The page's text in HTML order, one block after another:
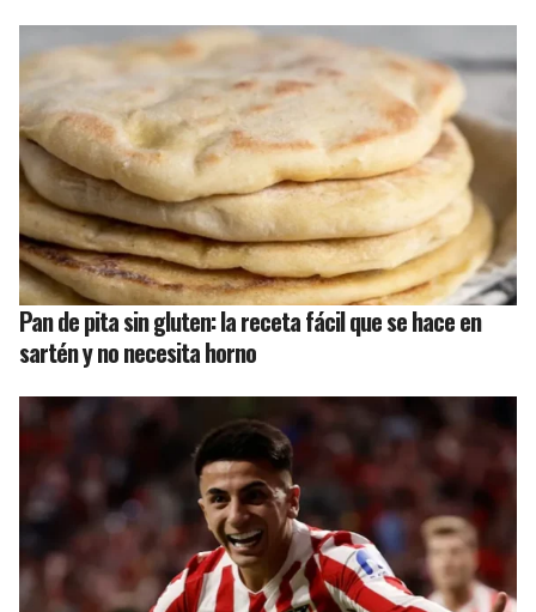
Pan de pita sin gluten: la receta fácil que se hace en
sartén y no necesita horno